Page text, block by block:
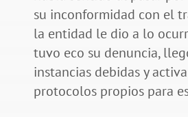
su inconformidad con el
la entidad le dio a lo
tuvo eco su denuncia,
instancias debidas y
protocolos propios para